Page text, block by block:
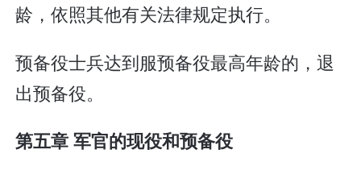
龄，依照其他有关法律规定执行。
预备役士兵达到服预备役最高年龄的，退
出预备役。
第五章 军官的现役和预备役